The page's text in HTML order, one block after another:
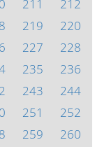
211
212
219
220
227
228
235
236
243
244
251
252
259
260